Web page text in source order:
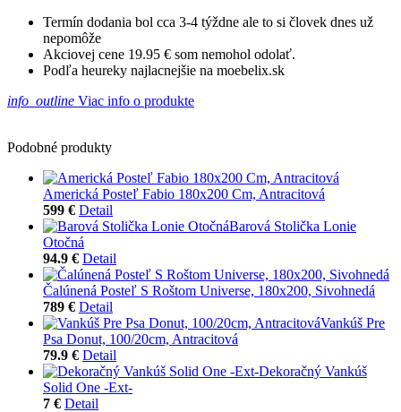
Termín dodania bol cca 3-4 týždne ale to si človek dnes už
nepomôže
Akciovej cene 19.95 € som nemohol odolať.
Podľa heureky najlacnejšie na moebelix.sk
info_outline Viac info o produkte
Podobné produkty
Americká Posteľ Fabio 180x200 Cm, Antracitová
599 € Detail
Barová Stolička Lonie
Otočná
94.9 € Detail
Čalúnená Posteľ S Roštom Universe, 180x200, Sivohnedá
789 € Detail
Vankúš Pre
Psa Donut, 100/20cm, Antracitová
79.9 € Detail
Dekoračný Vankúš
Solid One -Ext-
7 € Detail